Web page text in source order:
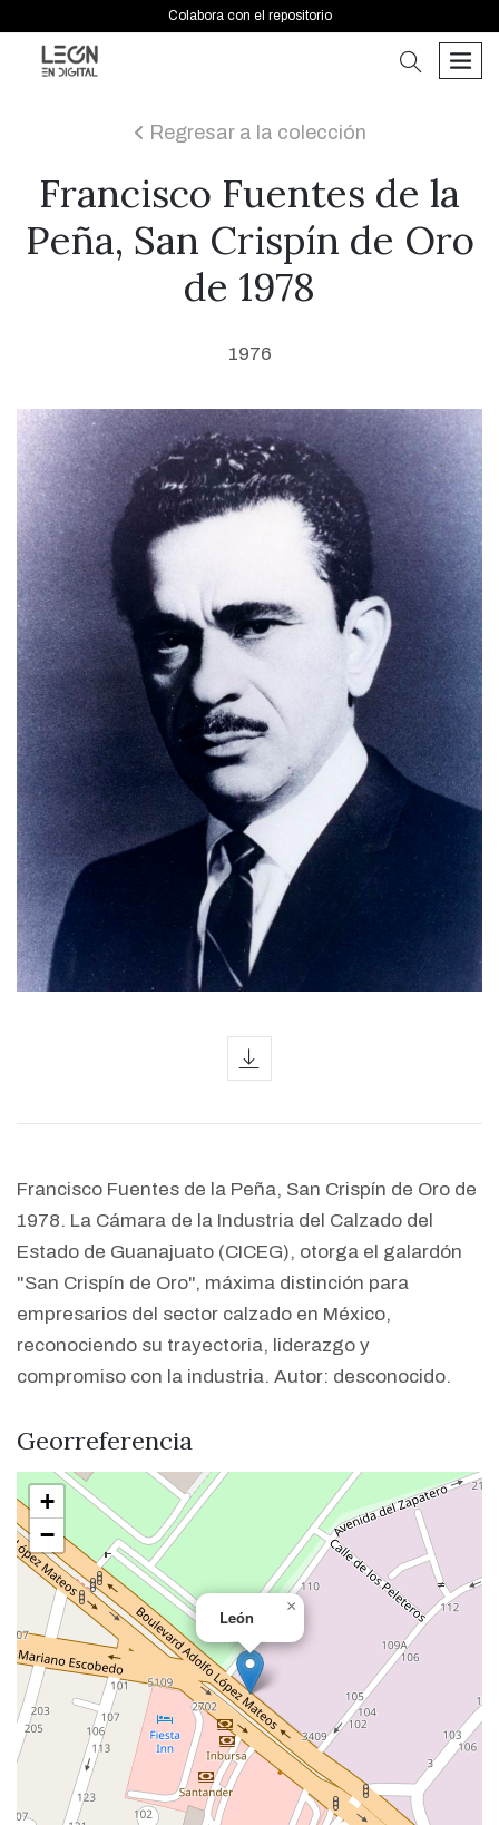
Colabora con el repositorio
buscar
icon
Regresar a la colección
Francisco Fuentes de la
Peña, San Crispín de Oro
de 1978
1976
Francisco Fuentes de la Peña, San Crispín de Oro de
1978. La Cámara de la Industria del Calzado del
Estado de Guanajuato (CICEG), otorga el galardón
"San Crispín de Oro", máxima distinción para
empresarios del sector calzado en México,
reconociendo su trayectoria, liderazgo y
compromiso con la industria. Autor: desconocido.
Georreferencia
León
×
+
−